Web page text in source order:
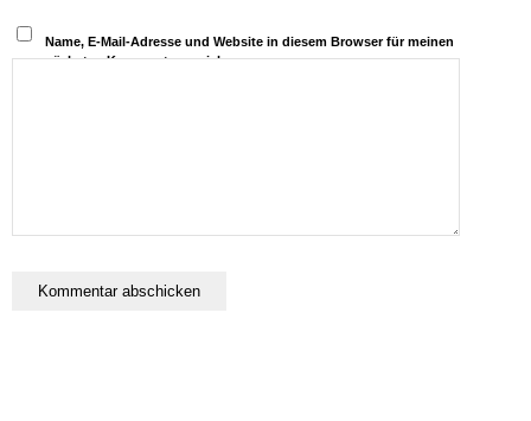
Name, E-Mail-Adresse und Website in diesem Browser für meinen
nächsten Kommentar speichern.